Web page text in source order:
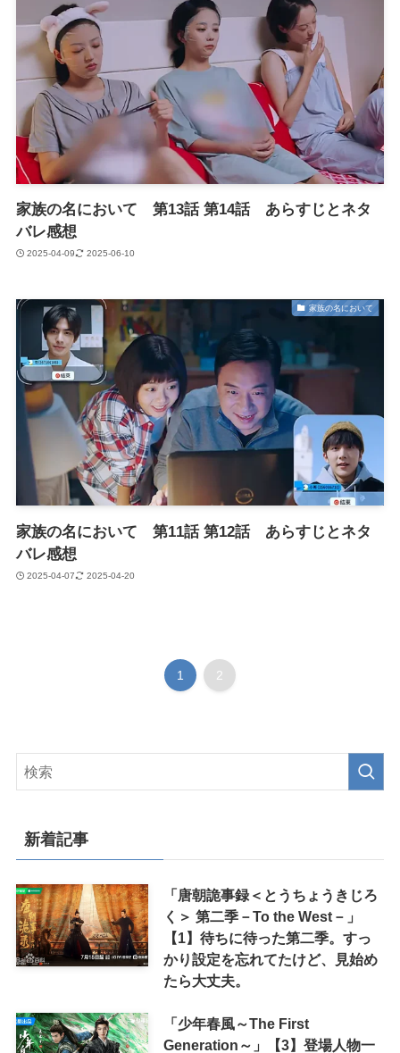
家族の名において 第13話 第14話 あらすじとネタ
バレ感想
2025-04-09 2025-06-10
家族の名において
家族の名において 第11話 第12話 あらすじとネタ
バレ感想
2025-04-07 2025-04-20
1 2
新着記事
「唐朝詭事録＜とうちょうきじろ
く＞ 第二季－To the West－」
【1】待ちに待った第二季。すっ
かり設定を忘れてたけど、見始め
たら大丈夫。
「少年春風～The First
Generation～」【3】登場人物一